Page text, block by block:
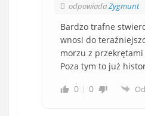
odpowiadaZygmunt
Bardzo trafne
wnosi do
morzu z przekrętami
Poza tym to już
0
0